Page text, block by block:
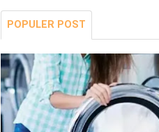
POPULER POST